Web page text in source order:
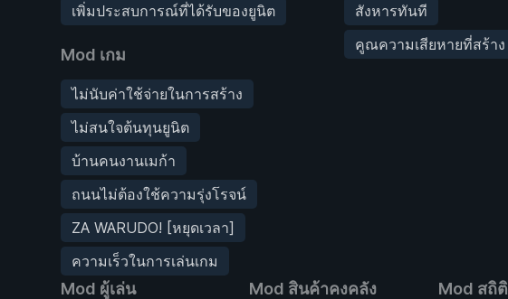
เพิ่มประสบการณ์ที่ได้รับของยูนิต
Mod เกม
ไม่นับค่าใช้จ่ายในการสร้าง
ไม่สนใจต้นทุนยูนิต
บ้านคนงานเมก้า
ถนนไม่ต้องใช้ความรุ่งโรจน์
ZA WARUDO! [หยุดเวลา]
ความเร็วในการเล่นเกม
สังหารทันที
คูณความเสียหายที่สร้าง
Mod ผู้เล่น Mod สินค้าคงคลัง Mod สถิติ